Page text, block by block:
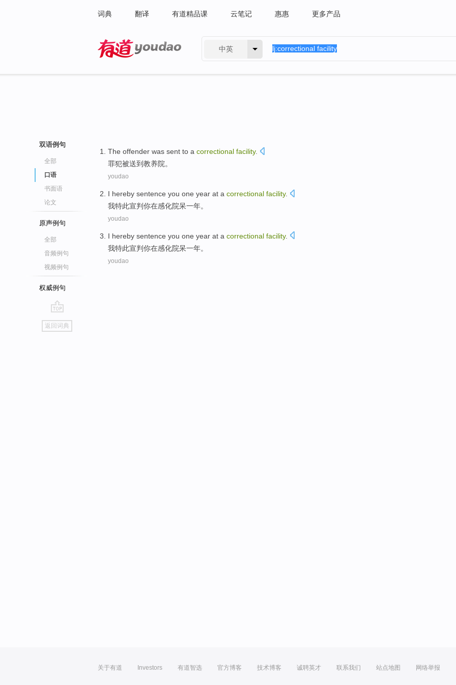
词典 翻译 有道精品课 云笔记 惠惠 更多产品
中英
双语例句
全部
口语
书面语
论文
原声例句
全部
音频例句
视频例句
权威例句
go
top
返回词典
The offender was sent to a correctional facility.
罪犯被送到教养院。
youdao
I hereby sentence you one year at a correctional facility.
我特此宣判你在感化院呆一年。
youdao
I hereby sentence you one year at a correctional facility.
我特此宣判你在感化院呆一年。
youdao
关于有道 Investors 有道智选 官方博客 技术博客 诚聘英才 联系我们 站点地图 网络举报